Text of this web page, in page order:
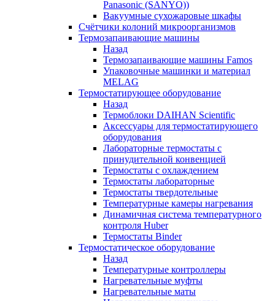
Panasonic (SANYO))
Вакуумные сухожаровые шкафы
Счётчики колоний микроорганизмов
Термозапаивающие машины
Назад
Термозапаивающие машины Famos
Упаковочные машинки и материал
MELAG
Термостатирующее оборудование
Назад
Термоблоки DAIHAN Scientific
Аксессуары для термостатирующего
оборудования
Лабораторные термостаты с
принудительной конвенцией
Термостаты с охлаждением
Термостаты лабораторные
Термостаты твердотельные
Температурные камеры нагревания
Динамичная система температурного
контроля Huber
Термостаты Binder
Термостатическое оборудование
Назад
Температурные контроллеры
Нагревательные муфты
Нагревательные маты